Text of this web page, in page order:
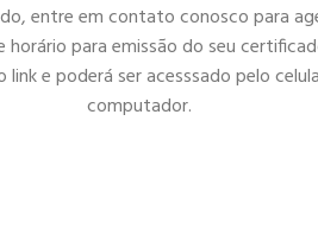
entre em contato conosco para
horário para emissão do seu
link e poderá ser acesssado pelo
computador.